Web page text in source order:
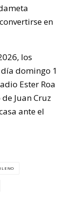
en
los
día domingo 1
Ester Roa
Juan Cruz
ante el